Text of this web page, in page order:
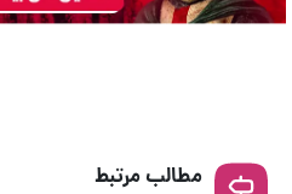
مطالب مرتبط